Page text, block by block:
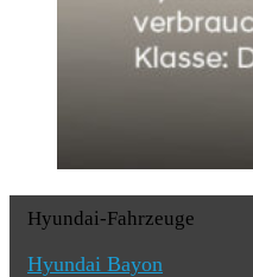
Hyundai-Fahrzeuge
Hyundai Bayon